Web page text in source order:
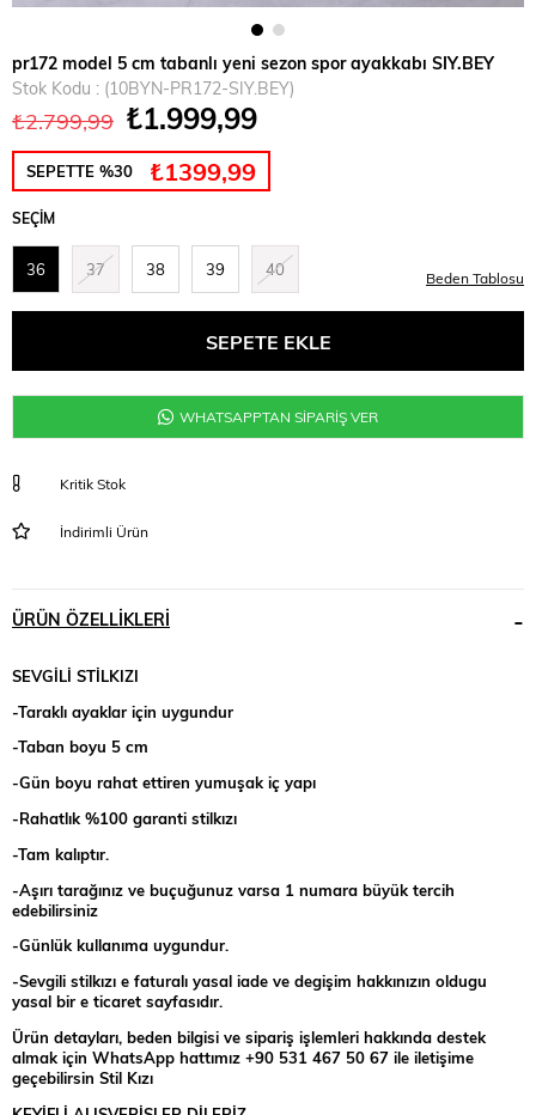
pr172 model 5 cm tabanlı yeni sezon spor ayakkabı SIY.BEY
Stok Kodu
(10BYN-PR172-SIY.BEY)
₺2.799,99 ₺1.999,99
SEPETTE %30 ₺1399,99
SEÇIM
36 37 38 39 40 Beden Tablosu
WHATSAPPTAN SİPARİŞ VER
Kritik Stok
İndirimli Ürün
ÜRÜN ÖZELLIKLERI
SEVGİLİ STİLKIZI
-Taraklı ayaklar için uygundur
-Taban boyu 5 cm
-Gün boyu rahat ettiren yumuşak iç yapı
-Rahatlık %100 garanti stilkızı
-Tam kalıptır.
-Aşırı tarağınız ve buçuğunuz varsa 1 numara büyük tercih
edebilirsiniz
-Günlük kullanıma uygundur.
-Sevgili stilkızı e faturalı yasal iade ve degişim hakkınızın oldugu
yasal bir e ticaret sayfasıdır.
Ürün detayları, beden bilgisi ve sipariş işlemleri hakkında destek
almak için WhatsApp hattımız +90 531 467 50 67 ile iletişime
geçebilirsin Stil Kızı